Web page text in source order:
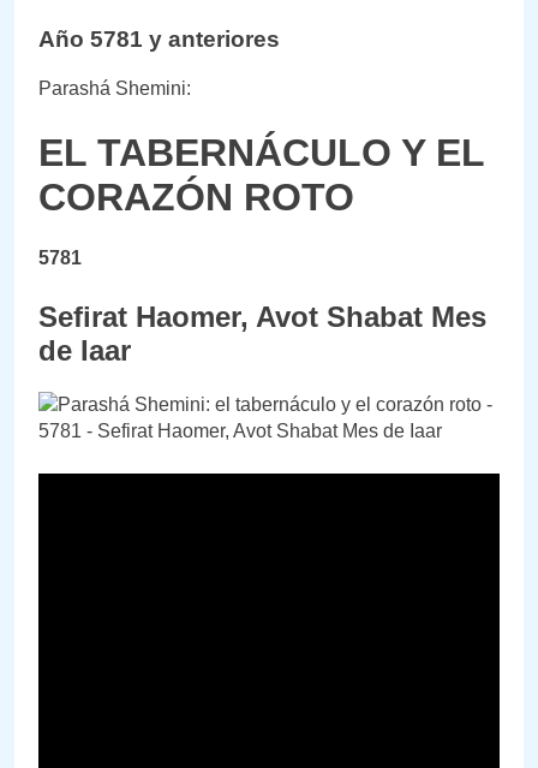
Año 5781 y anteriores
Parashá Shemini:
EL TABERNÁCULO Y EL
CORAZÓN ROTO
5781
Sefirat Haomer, Avot Shabat Mes
de Iaar